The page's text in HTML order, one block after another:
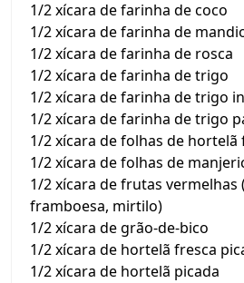
1/2 xícara de farinha de coco
1/2 xícara de farinha de
1/2 xícara de farinha de rosca
1/2 xícara de farinha de trigo
1/2 xícara de farinha de trigo
1/2 xícara de farinha de trigo
1/2 xícara de folhas de hortelã
1/2 xícara de folhas de
1/2 xícara de frutas vermelhas
framboesa, mirtilo)
1/2 xícara de grão-de-bico
1/2 xícara de hortelã fresca
1/2 xícara de hortelã picada